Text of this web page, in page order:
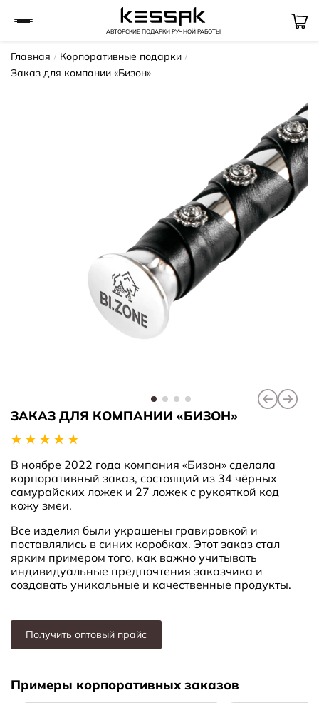
АВТОРСКИЕ ПОДАРКИ РУЧНОЙ РАБОТЫ
Главная
Корпоративные подарки
Заказ для компании «Бизон»
ЗАКАЗ ДЛЯ КОМПАНИИ «БИЗОН»
В ноябре 2022 года компания «Бизон» сделала
корпоративный заказ, состоящий из 34 чёрных
самурайских ложек и 27 ложек с рукояткой код
кожу змеи.
Все изделия были украшены гравировкой и
поставлялись в синих коробках. Этот заказ стал
ярким примером того, как важно учитывать
индивидуальные предпочтения заказчика и
создавать уникальные и качественные продукты.
Получить оптовый прайс
Примеры корпоративных заказов